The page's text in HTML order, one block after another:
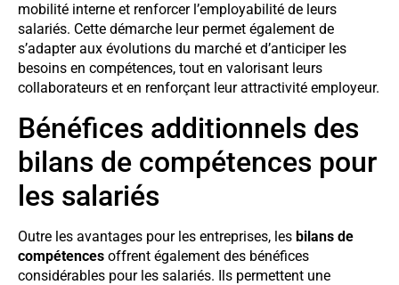
mobilité interne et renforcer l’employabilité de leurs
salariés. Cette démarche leur permet également de
s’adapter aux évolutions du marché et d’anticiper les
besoins en compétences, tout en valorisant leurs
collaborateurs et en renforçant leur attractivité employeur.
Bénéfices additionnels des
bilans de compétences pour
les salariés
Outre les avantages pour les entreprises, les bilans de
compétences offrent également des bénéfices
considérables pour les salariés. Ils permettent une